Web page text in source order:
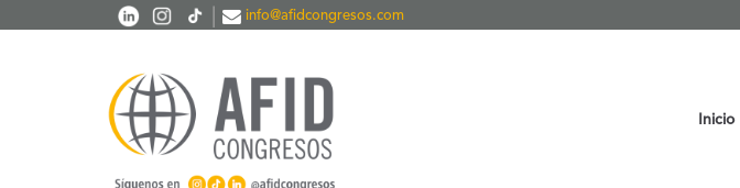
Pasar al contenido principal info@afidcongresos.com
Inicio